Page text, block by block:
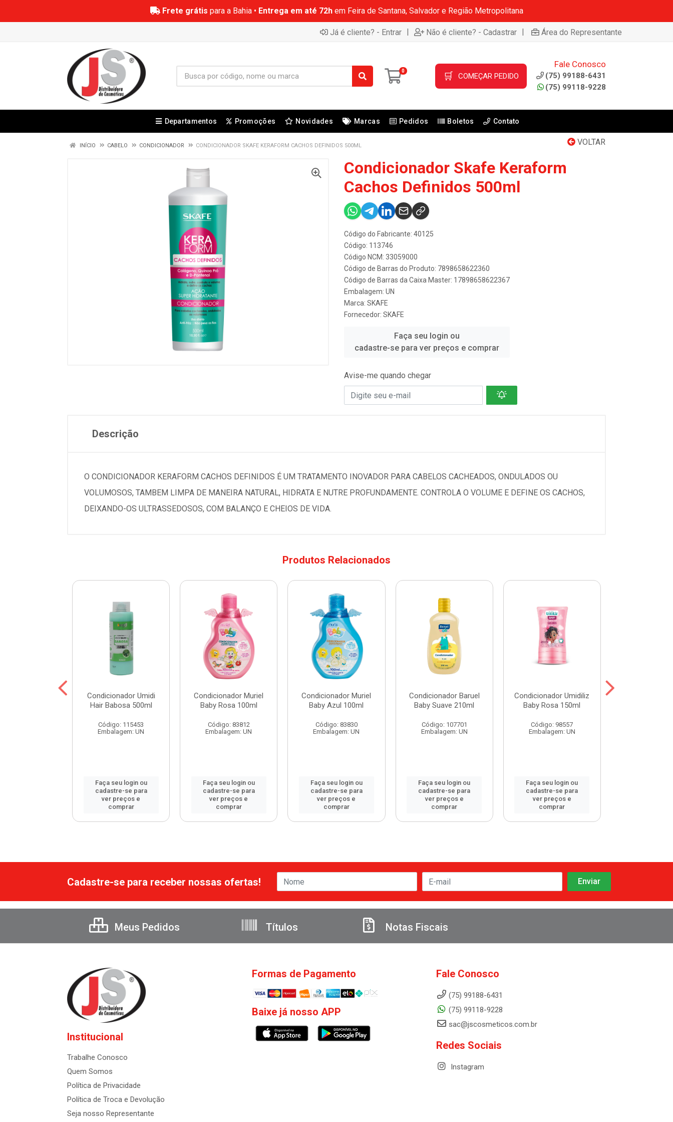
Frete grátis para a Bahia • Entrega em até 72hem Feira de Santana, Salvador e Região Metropolitana
Já é cliente? - Entrar | Não é cliente? - Cadastrar | Área do Representante
0 🛒 COMEÇAR PEDIDO
Fale Conosco
(75) 99188-6431
(75) 99118-9228
Departamentos Promoções Novidades Marcas Pedidos Boletos Contato
VOLTAR
INÍCIO CABELO CONDICIONADOR CONDICIONADOR SKAFE KERAFORM CACHOS DEFINIDOS 500ML
Condicionador Skafe Keraform
Cachos Definidos 500ml
Código do Fabricante: 40125
Código: 113746
Código NCM: 33059000
Código de Barras do Produto: 7898658622360
Código de Barras da Caixa Master: 17898658622367
Embalagem: UN
Marca: SKAFE
Fornecedor: SKAFE
Faça seu login ou
cadastre-se para ver preços e comprar
Avise-me quando chegar
Descrição
O CONDICIONADOR KERAFORM CACHOS DEFINIDOS É UM TRATAMENTO INOVADOR PARA CABELOS CACHEADOS, ONDULADOS OU
VOLUMOSOS, TAMBEM LIMPA DE MANEIRA NATURAL, HIDRATA E NUTRE PROFUNDAMENTE. CONTROLA O VOLUME E DEFINE OS CACHOS,
DEIXANDO-OS ULTRASSEDOSOS, COM BALANÇO E CHEIOS DE VIDA.
Produtos Relacionados
Condicionador Umidi
Hair Babosa 500ml
Código: 115453
Embalagem: UN
Faça seu login ou
cadastre-se para
ver preços e
comprar
Condicionador Muriel
Baby Rosa 100ml
Código: 83812
Embalagem: UN
Faça seu login ou
cadastre-se para
ver preços e
comprar
Condicionador Muriel
Baby Azul 100ml
Código: 83830
Embalagem: UN
Faça seu login ou
cadastre-se para
ver preços e
comprar
Condicionador Baruel
Baby Suave 210ml
Código: 107701
Embalagem: UN
Faça seu login ou
cadastre-se para
ver preços e
comprar
Condicionador Umidiliz
Baby Rosa 150ml
Código: 98557
Embalagem: UN
Faça seu login ou
cadastre-se para
ver preços e
comprar
Cadastre-se para receber nossas ofertas!
Meus Pedidos Títulos Notas Fiscais
Institucional
Trabalhe Conosco
Quem Somos
Política de Privacidade
Política de Troca e Devolução
Seja nosso Representante
Formas de Pagamento
Baixe já nosso APP
Fale Conosco
(75) 99188-6431
(75) 99118-9228
sac@jscosmeticos.com.br
Redes Sociais
Instagram